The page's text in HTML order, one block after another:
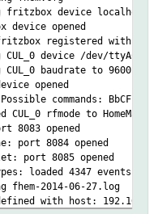
CUL_0 A 0F ED 8610
CUL_0 A 0F BA 8610
CUL_0 A 0F 1F 8610
CUL_0 A 0F 14 8610
fritzbox device
device opened
registered with
device /dev/ttyACM0
baudrate to 9600
opened
commands:
rfmode to HomeMatic
8083 opened
port 8084 opened
port 8085 opened
loaded 4347 events
fhem-2014-06-27.log
with host: